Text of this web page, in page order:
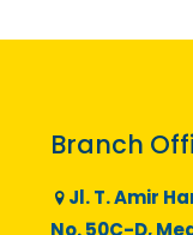
Branch
Jl. T. Amir
No. 50C-D,